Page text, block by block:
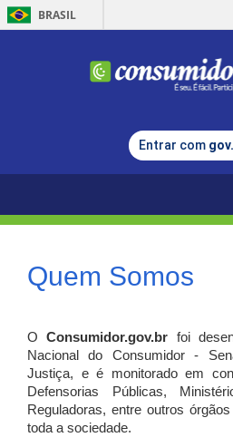
BRASIL
Entrar com
Quem Somos
OConsumidor.gov.br
foi
Nacional do Consumidor -
Justiça, e é monitorado em
Defensorias Públicas,
Reguladoras, entre outros
toda a sociedade.